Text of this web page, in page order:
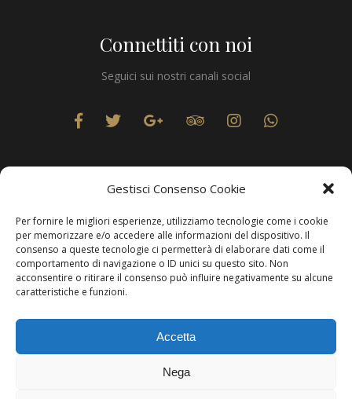
Gestisci Consenso Cookie
Per fornire le migliori esperienze, utilizziamo tecnologie come i cookie
per memorizzare e/o accedere alle informazioni del dispositivo. Il
consenso a queste tecnologie ci permetterà di elaborare dati come il
comportamento di navigazione o ID unici su questo sito. Non
acconsentire o ritirare il consenso può influire negativamente su alcune
caratteristiche e funzioni.
Accetta
Nega
Connettiti con noi
Seguici sui nostri canali social
Privacy
Produzione WebResolvis Marketing & Comunicazione
Copyright © Hotels & Resorts Srl - Partita IVA IT01212800773.
Affittacamere - CIN: IT077014B401676001. Tutti i diritti sono